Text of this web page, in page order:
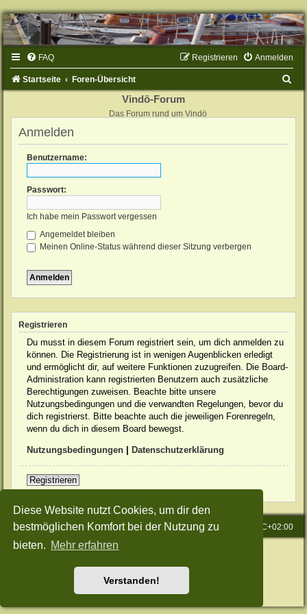
Diese Website nutzt Cookies, um dir den
bestmöglichen Komfort bei der Nutzung zu
bieten. Mehr erfahren
Verstanden!
FAQ Anmelden
Registrieren
Startseite Foren-Übersicht
Vindö-Forum
Das Forum rund um Vindö
Anmelden
Benutzername:
Passwort:
Ich habe mein Passwort vergessen
Angemeldet bleiben
Meinen Online-Status während dieser Sitzung verbergen
Registrieren
Du musst in diesem Forum registriert sein, um dich anmelden zu
können. Die Registrierung ist in wenigen Augenblicken erledigt
und ermöglicht dir, auf weitere Funktionen zuzugreifen. Die Board-
Administration kann registrierten Benutzern auch zusätzliche
Berechtigungen zuweisen. Beachte bitte unsere
Nutzungsbedingungen und die verwandten Regelungen, bevor du
dich registrierst. Bitte beachte auch die jeweiligen Forenregeln,
wenn du dich in diesem Board bewegst.
Nutzungsbedingungen Datenschutzerklärung
Registrieren
Startseite Foren-Übersicht Alle Zeiten sind UTC+02:00
Powered byphpBB® Forum Software © phpBB Limited
Nutzungsbedingungen